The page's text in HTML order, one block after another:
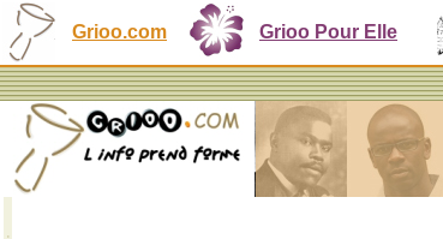
Grioo.com Grioo Pour Elle